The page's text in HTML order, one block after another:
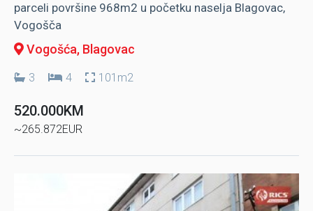
parceli površine 968m2 u početku naselja Blagovac,
Vogošča
Vogošća, Blagovac
3 4 101m2
520.000KM
~265.872EUR